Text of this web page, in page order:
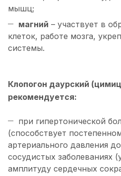
мышц;
магний – участвует в
клеток, работе мозга,
системы.
Клопогон даурский
рекомендуется:
при гипертонической
(способствует
артериального давления
сосудистых заболеваниях
амплитуду сердечных